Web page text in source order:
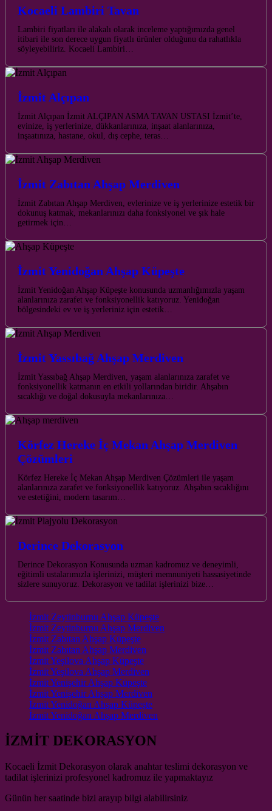
Kocaeli Lambiri Tavan
Lambiri fiyatları ile alakalı olarak inceleme yaptığımızda genel
itibari ile son derece uygun fiyatlı ürünler olduğunu da rahatlıkla
söyleyebiliriz. Kocaeli Lambiri…
İzmit Alçıpan
İzmit Alçıpan İzmit ALÇIPAN ASMA TAVAN USTASI İzmit’te,
evinize, iş yerlerinize, dükkanlarınıza, inşaat alanlarınıza,
inşaatınıza, hastane, okul, dış cephe, teras…
İzmit Zabıtan Ahşap Merdiven
İzmit Zabıtan Ahşap Merdiven, evlerinize ve iş yerlerinize estetik bir
dokunuş katmak, mekanlarınızı daha fonksiyonel ve şık hale
getirmek için…
İzmit Yenidoğan Ahşap Küpeşte
İzmit Yenidoğan Ahşap Küpeşte konusunda uzmanlığımızla yaşam
alanlarınıza zarafet ve fonksiyonellik katıyoruz. Yenidoğan
bölgesindeki ev ve iş yerleriniz için estetik…
İzmit Yassıbağ Ahşap Merdiven
İzmit Yassıbağ Ahşap Merdiven, yaşam alanlarınıza zarafet ve
fonksiyonellik katmanın en etkili yollarından biridir. Ahşabın
sıcaklığı ve doğal dokusuyla mekanlarınıza…
Körfez Hereke İç Mekan Ahşap Merdiven
Çözümleri
Körfez Hereke İç Mekan Ahşap Merdiven Çözümleri ile yaşam
alanlarınıza zarafet ve fonksiyonellik katıyoruz. Ahşabın sıcaklığını
ve estetiğini, modern tasarım…
Derince Dekorasyon
Derince Dekorasyon Konusunda uzman kadromuz ve deneyimli,
eğitimli ustalarımızla işlerinizi, müşteri memnuniyeti hassasiyetinde
sizlere sunuyoruz. Dekorasyon ve tadilat işlerinizi bize…
İzmit Zeytinburnu Ahşap Küpeşte
İzmit Zeytinburnu Ahşap Merdiven
İzmit Zabıtan Ahşap Küpeşte
İzmit Zabıtan Ahşap Merdiven
İzmit Yeşilova Ahşap Küpeşte
İzmit Yeşilova Ahşap Merdiven
İzmit Yenişehir Ahşap Küpeşte
İzmit Yenişehir Ahşap Merdiven
İzmit Yenidoğan Ahşap Küpeşte
İzmit Yenidoğan Ahşap Merdiven
İZMİT DEKORASYON
Kocaeli İzmit Dekorasyon olarak anahtar teslimi dekorasyon ve
tadilat işlerinizi profesyonel kadromuz ile yapmaktayız
Günün her saatinde bizi arayıp bilgi alabilirsiniz